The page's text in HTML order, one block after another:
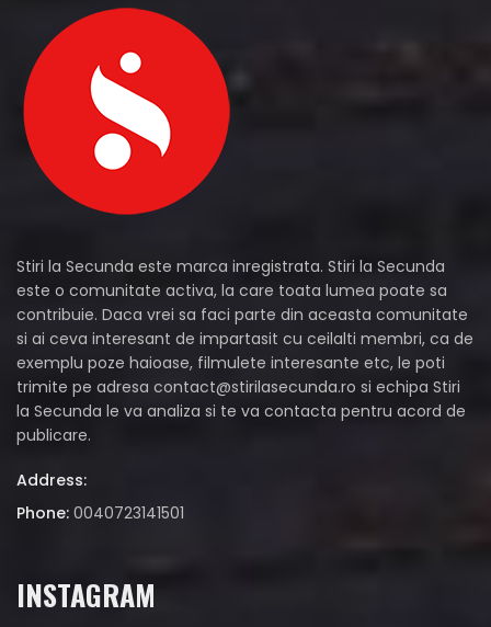
Stiri la Secunda este marca inregistrata. Stiri la Secunda
este o comunitate activa, la care toata lumea poate sa
contribuie. Daca vrei sa faci parte din aceasta comunitate
si ai ceva interesant de impartasit cu ceilalti membri, ca de
exemplu poze haioase, filmulete interesante etc, le poti
trimite pe adresa contact@stirilasecunda.ro si echipa Stiri
la Secunda le va analiza si te va contacta pentru acord de
publicare.
Address:
Phone: 0040723141501
INSTAGRAM